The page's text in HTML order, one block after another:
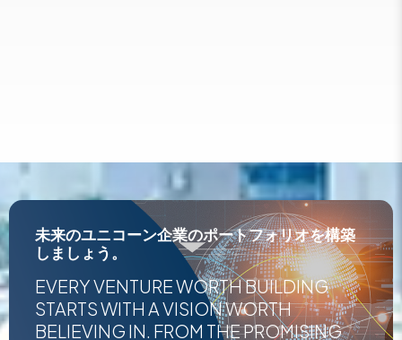
embed google map
未来のユニコーン企業のポートフォリオを構築
しましょう。
EVERY VENTURE WORTH BUILDING
STARTS WITH A VISION WORTH
BELIEVING IN. FROM THE PROMISING